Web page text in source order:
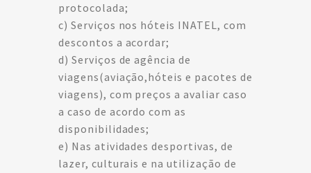
protocolada;
c) Serviços nos hóteis INATEL, com
descontos a acordar;
d) Serviços de agência de
viagens(aviação,hóteis e pacotes de
viagens), com preços a avaliar caso
a caso de acordo com as
disponibilidades;
e) Nas atividades desportivas, de
lazer, culturais e na utilização de